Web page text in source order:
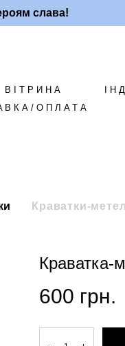
слава!
ОПЛАТА
Краватки-
Краватка-
600 грн.